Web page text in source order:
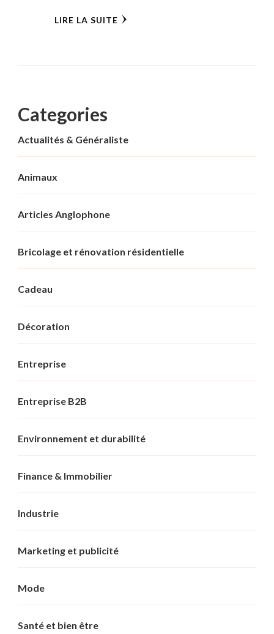
LIRE LA SUITE
Categories
Actualités & Généraliste
Animaux
Articles Anglophone
Bricolage et rénovation résidentielle
Cadeau
Décoration
Entreprise
Entreprise B2B
Environnement et durabilité
Finance & Immobilier
Industrie
Marketing et publicité
Mode
Santé et bien être